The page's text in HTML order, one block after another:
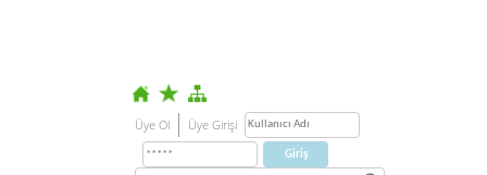
Üye Ol Üye Girişi